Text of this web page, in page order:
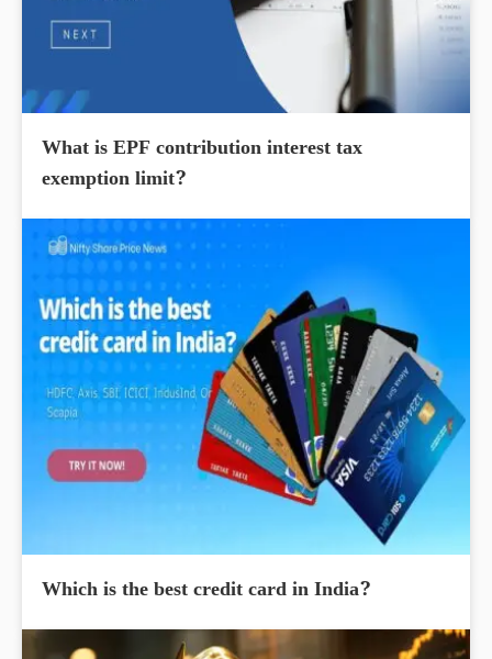
What is EPF contribution interest tax
exemption limit?
Which is the best credit card in India?